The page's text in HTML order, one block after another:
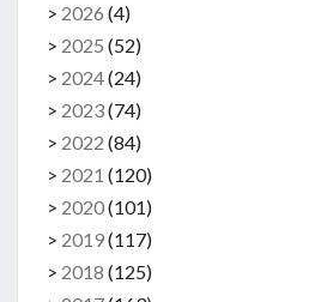
> 2026 (4)
> 2025 (52)
> 2024(24)
> 2023(74)
> 2022 (84)
> 2021 (120)
> 2020(101)
> 2019(117)
> 2018 (125)